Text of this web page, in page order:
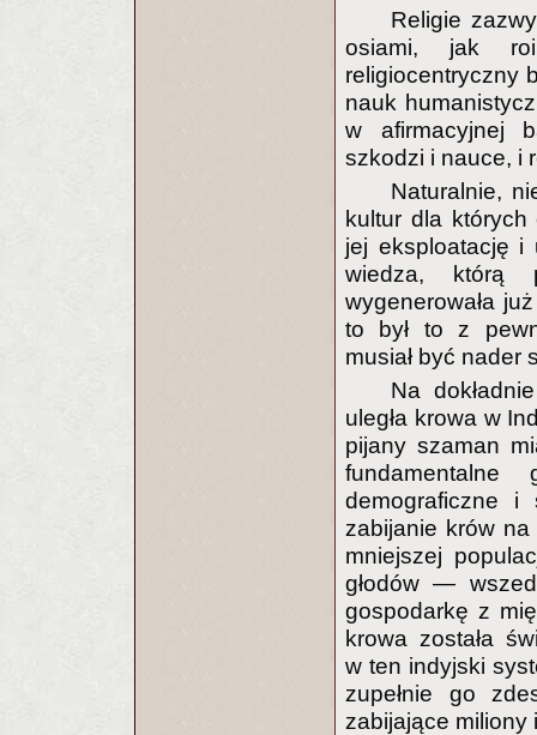
Religie
osiami, jak
religiocentryczny
nauk
w afirmacyjnej
szkodzi i nauce, i
Naturalnie,
kultur dla których
jej eksploatację i
wiedza, którą
wygenerowała
to był to z
musiał być nader
Na
uległa krowa w
pijany szaman
demograficzne i
zabijanie krów
mniejszej
głodów —
gospodarkę z
krowa została
w ten indyjski
zupełnie go
zabijające miliony